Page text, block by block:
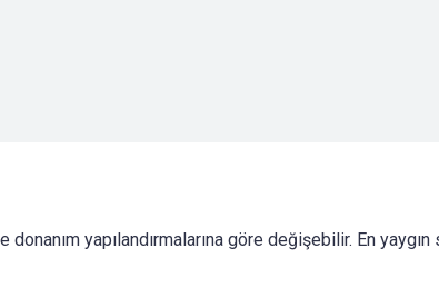
yapılandırmalarına göre değişebilir. En